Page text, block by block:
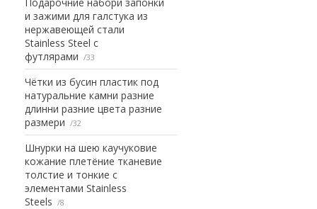
и зажими для галстука из
нержавеющей стали
Stainless Steel с
футлярами
33
Чётки из бусин пластик под
натуральние камни разние
длинни разние цвета разние
размери
32
Шнурки на шею каучуковие
кожание плетёние тканевие
толстие и тонкие с
элементами Stainless
Steels
8